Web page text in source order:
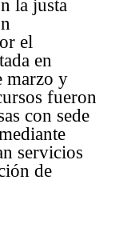
la justa
el
en
marzo y
fueron
con sede
servicios
de